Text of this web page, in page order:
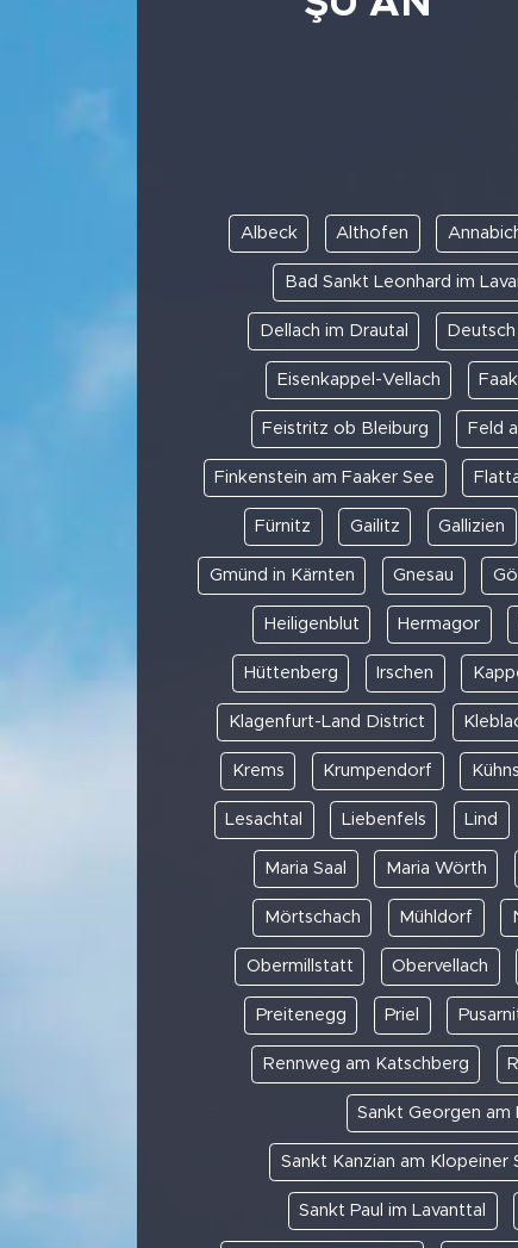
Albeck Althofen
Bad Sankt Leonhard im
Dellach im Drautal
Eisenkappel-Vellach
Feistritz ob Bleiburg Feld
Finkenstein am Faaker See
Fürnitz Gailitz Gallizien
Gmünd in Kärnten Gnesau
Heiligenblut Hermagor
Hüttenberg Irschen
Klagenfurt-Land District
Krems Krumpendorf
Lesachtal Liebenfels Lind
Maria Saal Maria Wörth
Mörtschach Mühldorf
Obermillstatt Obervellach
Preitenegg Priel
Rennweg am Katschberg
Sankt Georgen am
Sankt Kanzian am Klopeiner
Sankt Paul im Lavanttal